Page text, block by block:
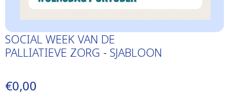
SOCIAL WEEK VAN DE
PALLIATIEVE ZORG - SJABLOON
€0,00